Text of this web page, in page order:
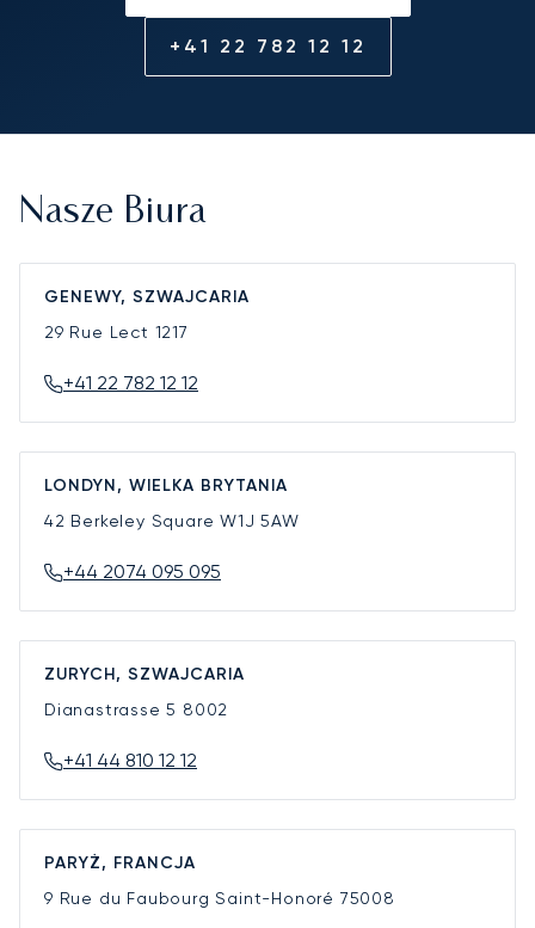
+41 22 782 12 12
Nasze Biura
GENEWY, SZWAJCARIA
29 Rue Lect 1217
+41 22 782 12 12
LONDYN, WIELKA BRYTANIA
42 Berkeley SquareW1J 5AW
+44 2074 095 095
ZURYCH, SZWAJCARIA
Dianastrasse 5 8002
+41 44 810 12 12
PARYŻ, FRANCJA
9 Rue du Faubourg Saint-Honoré 75008